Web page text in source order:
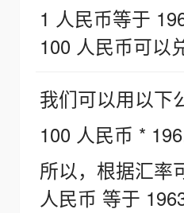
1 人民币等于
100 人民币可以
我们可以用以下
100 人民币 *
所以，根据汇率
人民币 等于